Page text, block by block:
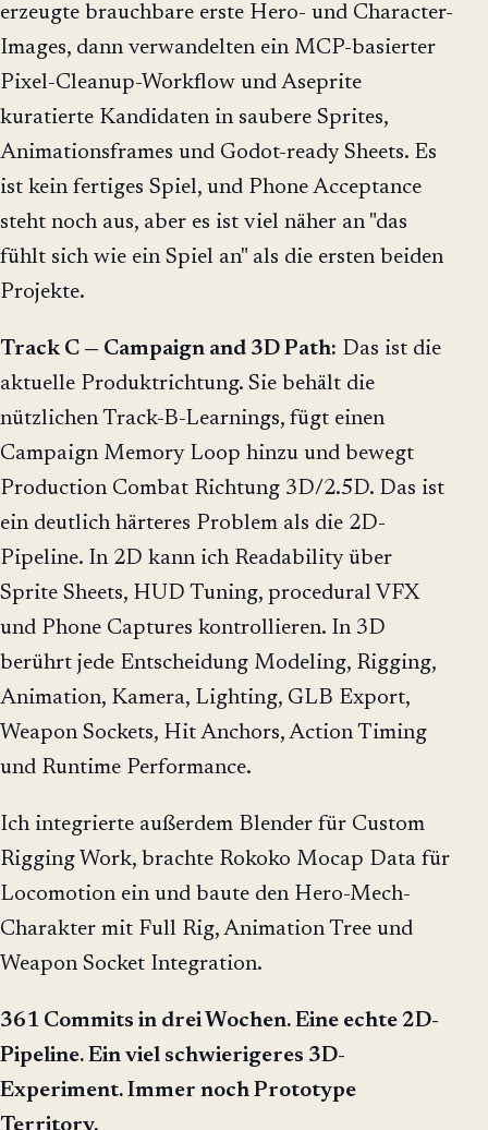
erzeugte brauchbare erste Hero- und Character-
Images, dann verwandelten ein MCP-basierter
Pixel-Cleanup-Workflow und Aseprite
kuratierte Kandidaten in saubere Sprites,
Animationsframes und Godot-ready Sheets. Es
ist kein fertiges Spiel, und Phone Acceptance
steht noch aus, aber es ist viel näher an "das
fühlt sich wie ein Spiel an" als die ersten beiden
Projekte.
Track C — Campaign and 3D Path: Das ist die
aktuelle Produktrichtung. Sie behält die
nützlichen Track-B-Learnings, fügt einen
Campaign Memory Loop hinzu und bewegt
Production Combat Richtung 3D/2.5D. Das ist
ein deutlich härteres Problem als die 2D-
Pipeline. In 2D kann ich Readability über
Sprite Sheets, HUD Tuning, procedural VFX
und Phone Captures kontrollieren. In 3D
berührt jede Entscheidung Modeling, Rigging,
Animation, Kamera, Lighting, GLB Export,
Weapon Sockets, Hit Anchors, Action Timing
und Runtime Performance.
Ich integrierte außerdem Blender für Custom
Rigging Work, brachte Rokoko Mocap Data für
Locomotion ein und baute den Hero-Mech-
Charakter mit Full Rig, Animation Tree und
Weapon Socket Integration.
361 Commits in drei Wochen. Eine echte 2D-
Pipeline. Ein viel schwierigeres 3D-
Experiment. Immer noch Prototype
Territory.